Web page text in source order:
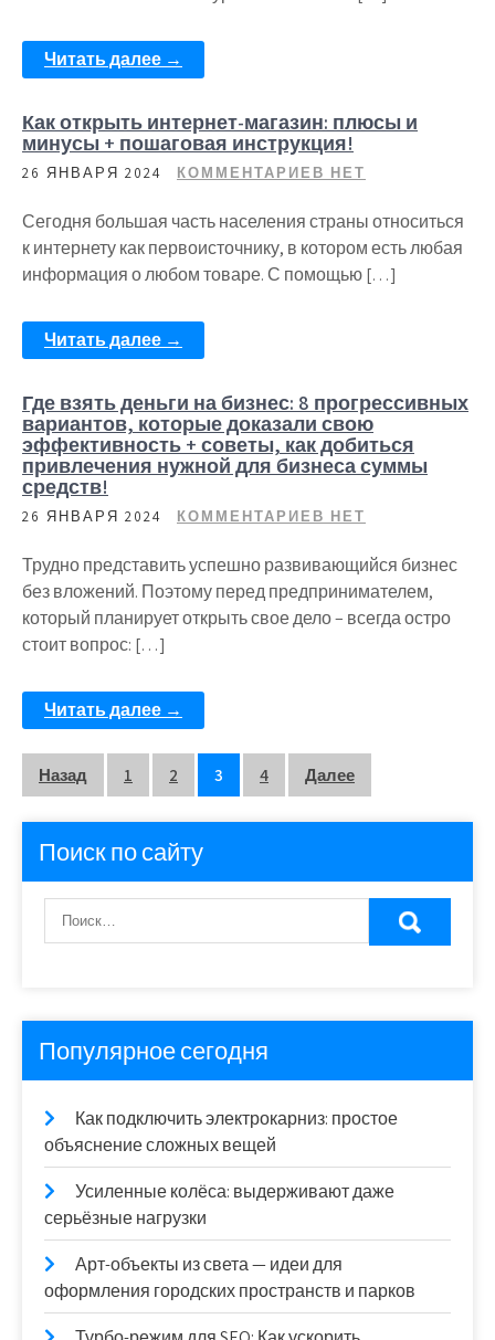
Читать далее →
Как открыть интернет-магазин: плюсы и
минусы + пошаговая инструкция!
26 ЯНВАРЯ 2024 КОММЕНТАРИЕВ НЕТ
Сегодня большая часть населения страны относиться
к интернету как первоисточнику, в котором есть любая
информация о любом товаре. С помощью […]
Читать далее →
Где взять деньги на бизнес: 8 прогрессивных
вариантов, которые доказали свою
эффективность + советы, как добиться
привлечения нужной для бизнеса суммы
средств!
26 ЯНВАРЯ 2024 КОММЕНТАРИЕВ НЕТ
Трудно представить успешно развивающийся бизнес
без вложений. Поэтому перед предпринимателем,
который планирует открыть свое дело – всегда остро
стоит вопрос: […]
Читать далее →
Пагинация
записей
Назад 1 2 3 4 Далее
Поиск по сайту
Популярное сегодня
Как подключить электрокарниз: простое
объяснение сложных вещей
Усиленные колёса: выдерживают даже
серьёзные нагрузки
Арт-объекты из света — идеи для
оформления городских пространств и парков